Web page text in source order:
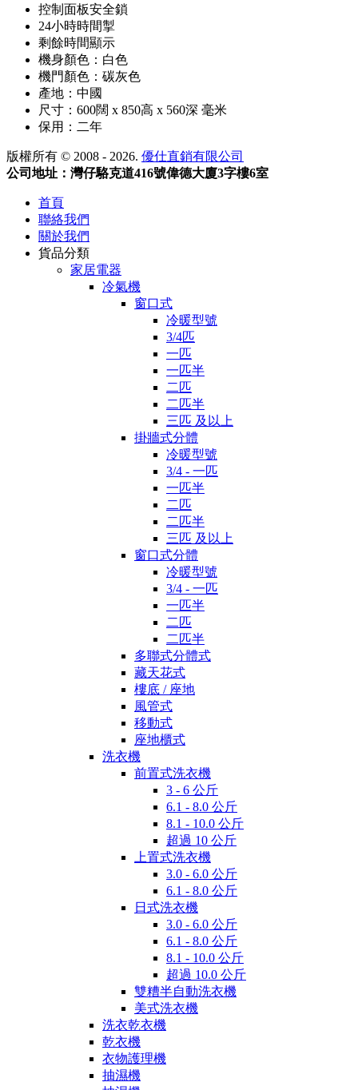
控制面板安全鎖
24小時時間掣
剩餘時間顯示
機身顏色：白色
機門顏色：碳灰色
產地：中國
尺寸：600闊 x 850高 x 560深 毫米
保用：二年
版權所有 © 2008 - 2026. 優仕直銷有限公司
公司地址：灣仔駱克道416號偉德大廈3字樓6室
首頁
聯絡我們
關於我們
貨品分類
家居電器
冷氣機
窗口式
冷暖型號
3/4匹
一匹
一匹半
二匹
二匹半
三匹 及以上
掛牆式分體
冷暖型號
3/4 - 一匹
一匹半
二匹
二匹半
三匹 及以上
窗口式分體
冷暖型號
3/4 - 一匹
一匹半
二匹
二匹半
多聯式分體式
藏天花式
樓底 / 座地
風管式
移動式
座地櫃式
洗衣機
前置式洗衣機
3 - 6 公斤
6.1 - 8.0 公斤
8.1 - 10.0 公斤
超過 10 公斤
上置式洗衣機
3.0 - 6.0 公斤
6.1 - 8.0 公斤
日式洗衣機
3.0 - 6.0 公斤
6.1 - 8.0 公斤
8.1 - 10.0 公斤
超過 10.0 公斤
雙糟半自動洗衣機
美式洗衣機
洗衣乾衣機
乾衣機
衣物護理機
抽濕機